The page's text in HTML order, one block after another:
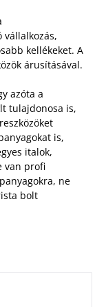
kellékeket. A
árusításával.
azóta a
tulajdonosa is,
is,
italok,
van profi
ne
bolt